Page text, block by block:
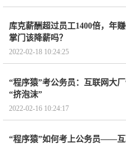
库克薪酬超过员工1400倍，年
掌门该降薪吗？
2022-02-18 10:24:25
“程序猿”考公务员：互联网大
“挤泡沫”
2022-02-16 10:24:17
“程序猿”如何考上公务员——互